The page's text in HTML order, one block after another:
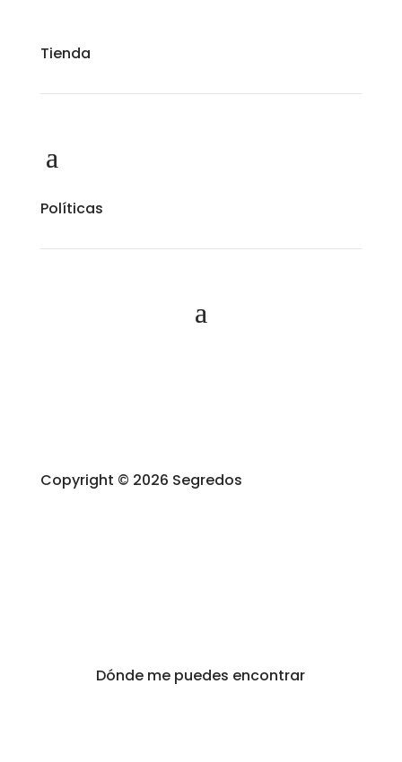
Tienda
Políticas
Copyright © 2026 Segredos
Dónde me puedes encontrar